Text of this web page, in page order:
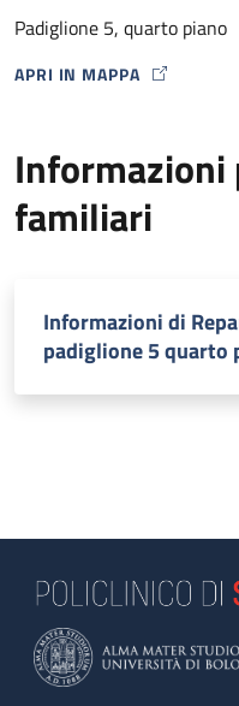
Padiglione 5, quarto piano
APRI IN MAPPA
MAP ICON
Informazioni
familiari
Informazioni di
padiglione 5 quarto